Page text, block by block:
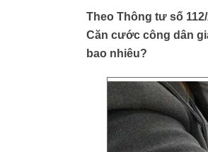
Theo Thông tư số
Căn cước công dân
bao nhiêu?